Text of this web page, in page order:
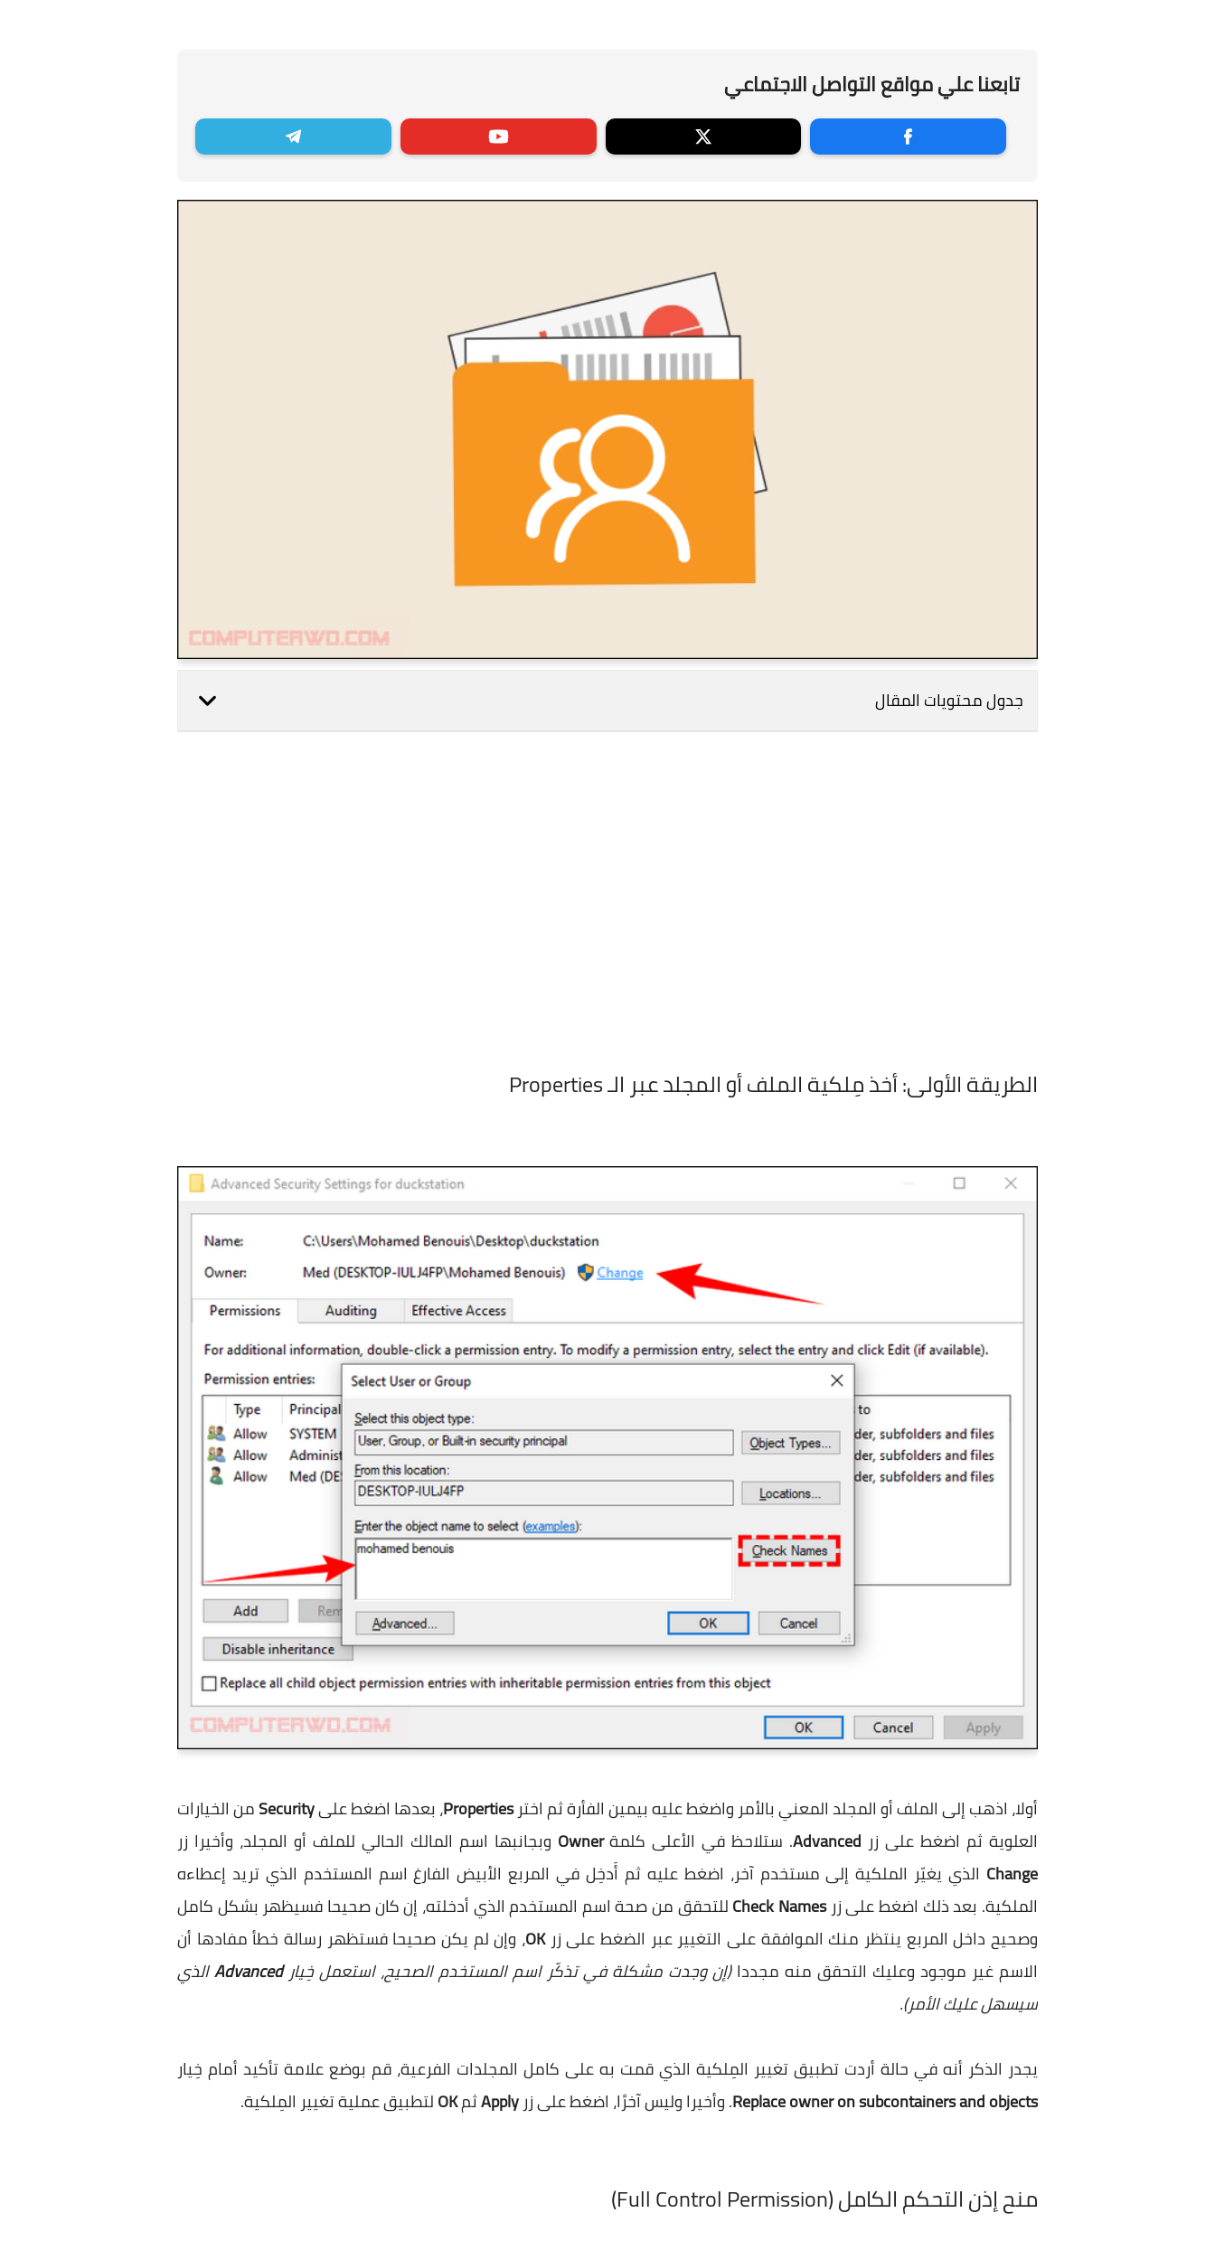
تابعنا علي مواقع التواصل الاجتماعي
جدول محتويات المقال
الطريقة الأولى:أخذ مِلكية الملف أو المجلد عبر الـ Properties
أولا، اذهب إلى الملف أو المجلد المعني بالأمر واضغط عليه بيمين الفأرة ثم اخترProperties، بعدها اضغط علىSecurityمن الخيارات
العلوية ثم اضغط على زر Advanced. ستلاحظ في الأعلى كلمةOwner وبجانبها اسم المالك الحالي للملف أو المجلد، وأخيرا زر
Change الذي يغيّر الملكية إلى مستخدم آخر، اضغط عليه ثم أَدخِل في المربع الأبيض الفارغ اسم المستخدم الذي تريد إعطاءه
الملكية. بعد ذلك اضغط على زرCheck Namesللتحقق من صحة اسم المستخدم الذي أدخلته، إن كان صحيحا فسيظهر بشكل كامل
وصحيح داخل المربع ينتظر منك الموافقة على التغيير عبر الضغط على زرOK، وإن لم يكن صحيحا فستظهر رسالة خطأ مفادها أن
الاسم غير موجود وعليك التحقق منه مجددا(إن وجدت مشكلة في تذكّر اسم المستخدم الصحيح، استعمل خِيارAdvancedالذي
سيسهل عليك الأمر).
يجدر الذكر أنه في حالة أردت تطبيق تغيير المِلكية الذي قمت به على كامل المجلدات الفرعية، قم بوضع علامة تأكيد أمام خِيار
Replace owner on subcontainers and objects. وأخيرا وليس آخرًا، اضغط على زر ApplyثمOKلتطبيق عملية تغيير المِلكية.
منح إذن التحكم الكامل (Full Control Permission)